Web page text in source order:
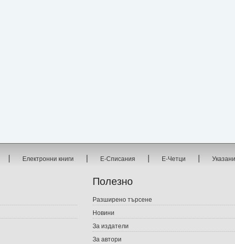
| Електронни книги | Е-Списания | Е-Четци |
Полезно
Разширено търсене
Новини
За издатели
За автори